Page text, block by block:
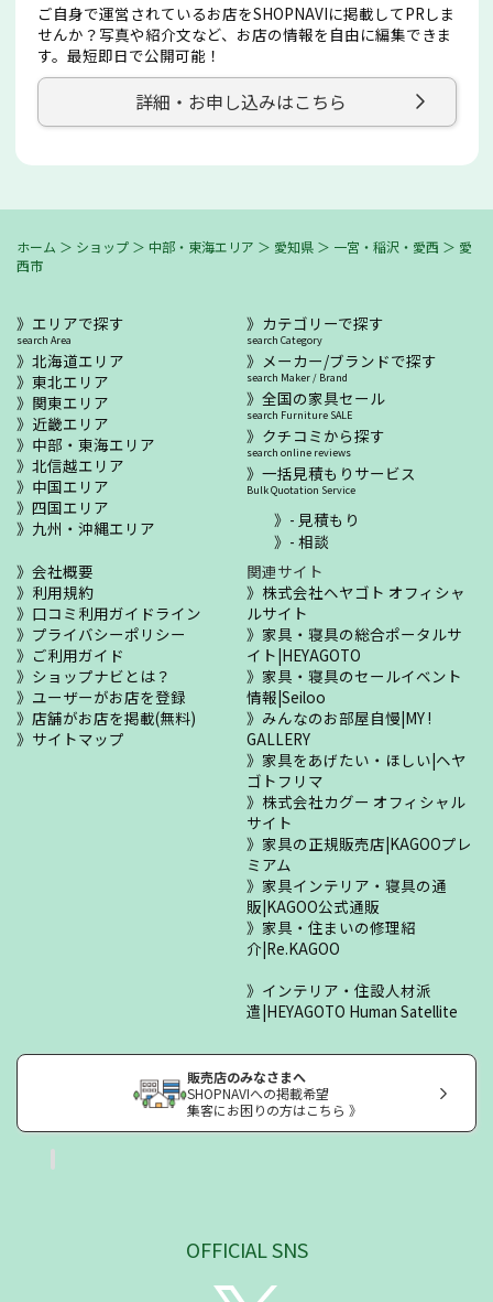
ご自身で運営されているお店をSHOPNAVIに掲載してPRしま
せんか？写真や紹介文など、お店の情報を自由に編集できま
す。最短即日で公開可能！
詳細・お申し込みはこちら
ホーム ＞ ショップ ＞ 中部・東海エリア ＞ 愛知県 ＞ 一宮・稲沢・愛西 ＞ 愛
西市
エリアで探す
search Area
北海道エリア
東北エリア
関東エリア
近畿エリア
中部・東海エリア
北信越エリア
中国エリア
四国エリア
九州・沖縄エリア
カテゴリーで探す
search Category
メーカー/ブランドで探す
search Maker / Brand
全国の家具セール
search Furniture SALE
クチコミから探す
search online reviews
一括見積もりサービス
Bulk Quotation Service
- 見積もり
- 相談
会社概要
利用規約
口コミ利用ガイドライン
プライバシーポリシー
ご利用ガイド
ショップナビとは？
ユーザーがお店を登録
店舗がお店を掲載(無料)
サイトマップ
関連サイト
株式会社ヘヤゴト オフィシャ
ルサイト
家具・寝具の総合ポータルサ
イト|HEYAGOTO
家具・寝具のセールイベント
情報|Seiloo
みんなのお部屋自慢|MY !
GALLERY
家具をあげたい・ほしい|ヘヤ
ゴトフリマ
株式会社カグー オフィシャル
サイト
家具の正規販売店|KAGOOプレ
ミアム
家具インテリア・寝具の通
販|KAGOO公式通販
家具・住まいの修理紹
介|Re.KAGOO
インテリア・住設人材派
遣|HEYAGOTO Human Satellite
販売店のみなさまへ
SHOPNAVIへの掲載希望
集客にお困りの方はこちら 》
OFFICIAL SNS